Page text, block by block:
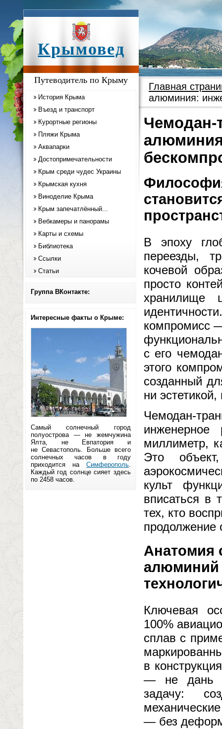
Крымовед
Путеводитель по Крыму
История Крыма
Въезд и транспорт
Курортные регионы
Пляжи Крыма
Аквапарки
Достопримечательности
Крым среди чудес Украины
Крымская кухня
Виноделие Крыма
Крым запечатлённый...
Вебкамеры и панорамы
Карты и схемы
Библиотека
Ссылки
Статьи
Группа ВКонтакте:
Интересные факты о Крыме:
Самый солнечный город
полуострова — не жемчужина
Ялта, не Евпатория и
не Севастополь. Больше всего
солнечных часов в году
приходится на Симферополь.
Каждый год солнце сияет здесь
по 2458 часов.
Главная
алюминия:
Чемодан-
В эпоху
переезды,
кочевой
просто
хранилище
компромисс
с его
этого
созданный
ни
Чемодан-
миллиметр,
Это
культ
вписаться в
тех, кто
продолжение
Анатомия
алюминий
Ключевая
100%
сплав с
в
— не дань
задачу:
— без